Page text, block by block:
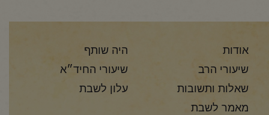
אודות
היה שותף
שיעורי הרב
שיעורי החיד״א
שאלות ותשובות
עלון לשבת
מאמר לשבת